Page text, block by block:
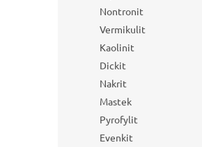
Nontronit
Vermikulit
Kaolinit
Dickit
Nakrit
Mastek
Pyrofylit
Evenkit